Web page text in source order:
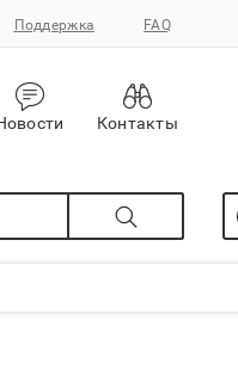
Поддержка FAQ
Контакты